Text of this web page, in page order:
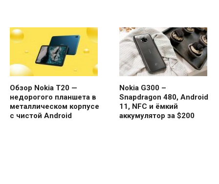
Обзор Nokia T20 —
недорогого планшета в
металлическом корпусе
с чистой Android
Nokia G300 –
Snapdragon 480, Android
11, NFC и ёмкий
аккумулятор за $200